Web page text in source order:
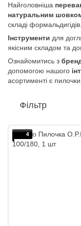
Найголовніша
натуральним
складі формальдигідів.
Інструменти для
якісним складом та
Ознайомитись з
допомогою нашого
асортименті є
Фільтр
4